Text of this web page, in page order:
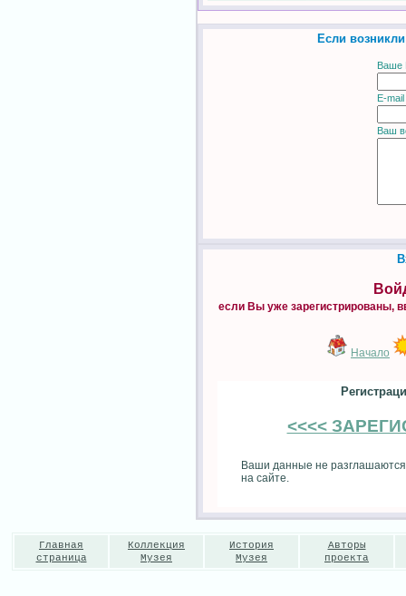
Если
Ваше
E-
Ваш
если Вы уже зарегистрированы,
Начало
<<<<
Ваши данные не
на сайте.
Главная
страница
Коллекция
Музея
История
Музея
Авторы
проекта